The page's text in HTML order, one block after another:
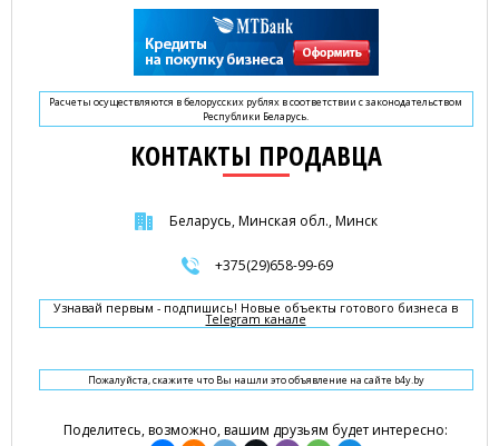
Расчеты осуществляются в белорусских рублях в соответствии с законодательством
Республики Беларусь.
КОНТАКТЫ ПРОДАВЦА
Беларусь, Минская обл., Минск
+375(29)658-99-69
Узнавай первым - подпишись! Новые объекты готового бизнеса в
Telegram канале
Пожалуйста, скажите что Вы нашли это объявление на сайте b4y.by
Поделитесь, возможно, вашим друзьям будет интересно: